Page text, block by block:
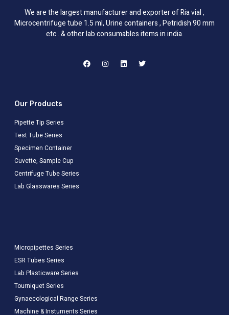
We are the largest manufacturer and exporter of Ria vial ,
Microcentrifuge tube 1.5 ml, Urine containers , Petridish 90 mm
etc . & other lab consumables items in india.
Our Products
Pipette Tip Series
Test Tube Series
Specimen Container
Cuvette, Sample Cup
Centrifuge Tube Series
Lab Glasswares Series
Micropipettes Series
ESR Tubes Series
Lab Plasticware Series
Tourniquet Series
Gynaecological Range Series
Machine & Instuments Series